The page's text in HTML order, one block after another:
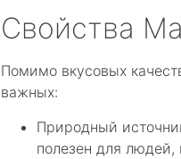
Свойства
Помимо вкусовых
важных:
Природный
полезен для людей,